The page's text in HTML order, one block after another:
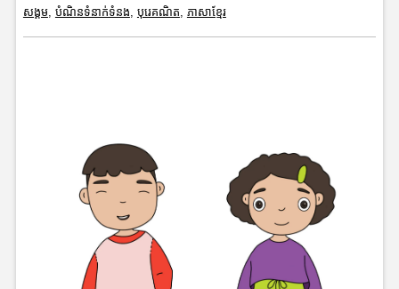
សង្គម, បំណិនទំនាក់ទំនង, បុរេគណិត, ភាសាខ្មែរ